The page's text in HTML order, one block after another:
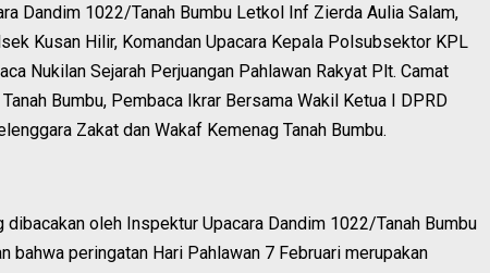
Dandim 1022/Tanah Bumbu Letkol Inf Zierda Aulia Salam,
Kusan Hilir, Komandan Upacara Kepala Polsubsektor KPL
Nukilan Sejarah Perjuangan Pahlawan Rakyat Plt. Camat
Bumbu, Pembaca Ikrar Bersama Wakil Ketua I DPRD
Zakat dan Wakaf Kemenag Tanah Bumbu.
dibacakan oleh Inspektur Upacara Dandim 1022/Tanah Bumbu
bahwa peringatan Hari Pahlawan 7 Februari merupakan